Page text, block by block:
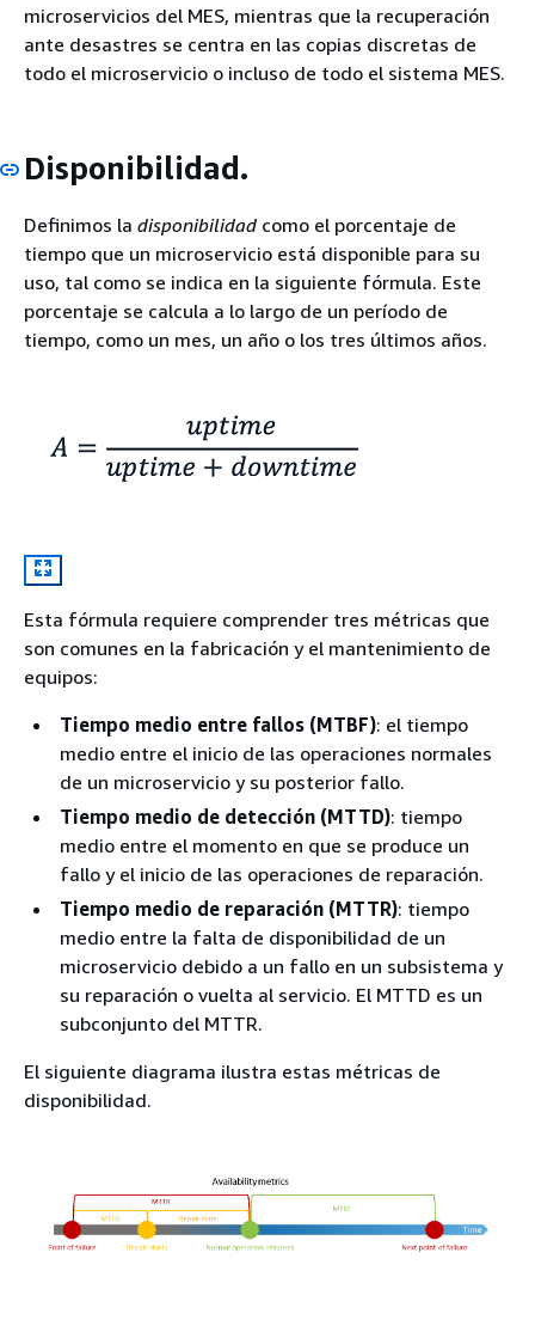
microservicios del MES, mientras que la recuperación
ante desastres se centra en las copias discretas de
todo el microservicio o incluso de todo el sistema MES.
Disponibilidad.
Definimos la disponibilidad como el porcentaje de
tiempo que un microservicio está disponible para su
uso, tal como se indica en la siguiente fórmula. Este
porcentaje se calcula a lo largo de un período de
tiempo, como un mes, un año o los tres últimos años.
Esta fórmula requiere comprender tres métricas que
son comunes en la fabricación y el mantenimiento de
equipos:
Tiempo medio entre fallos (MTBF): el tiempo
medio entre el inicio de las operaciones normales
de un microservicio y su posterior fallo.
Tiempo medio de detección (MTTD): tiempo
medio entre el momento en que se produce un
fallo y el inicio de las operaciones de reparación.
Tiempo medio de reparación (MTTR): tiempo
medio entre la falta de disponibilidad de un
microservicio debido a un fallo en un subsistema y
su reparación o vuelta al servicio. El MTTD es un
subconjunto del MTTR.
El siguiente diagrama ilustra estas métricas de
disponibilidad.